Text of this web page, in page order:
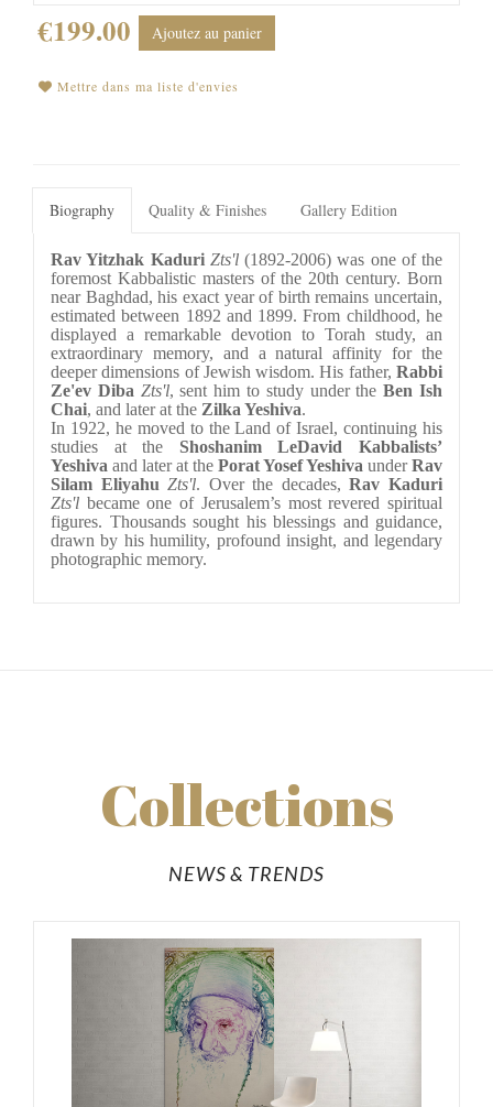
€199.00 Ajoutez au panier
Mettre dans ma liste d'envies
Biography Quality & Finishes Gallery Edition
Rav Yitzhak Kaduri Zts'l (1892-2006) was one of the
foremost Kabbalistic masters of the 20th century. Born
near Baghdad, his exact year of birth remains uncertain,
estimated between 1892 and 1899. From childhood, he
displayed a remarkable devotion to Torah study, an
extraordinary memory, and a natural affinity for the
deeper dimensions of Jewish wisdom. His father, Rabbi
Ze'ev Diba Zts'l, sent him to study under the Ben Ish
Chai, and later at the Zilka Yeshiva.
In 1922, he moved to the Land of Israel, continuing his
studies at the Shoshanim LeDavid Kabbalists’
Yeshiva and later at the Porat Yosef Yeshiva under Rav
Silam Eliyahu Zts'l. Over the decades,
Zts'l became one of Jerusalem’s most revered spiritual
figures. Thousands sought his blessings and guidance,
drawn by his humility, profound insight, and legendary
photographic memory.
Collections
NEWS & TRENDS